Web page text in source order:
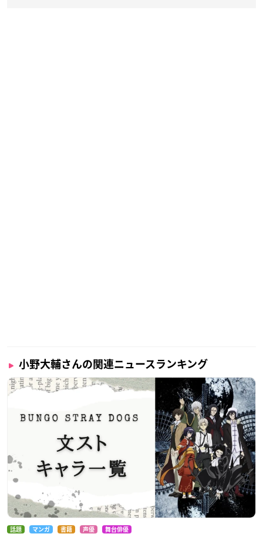
小野大輔さんの関連ニュースランキング
話題 マンガ 書籍 声優 舞台俳優